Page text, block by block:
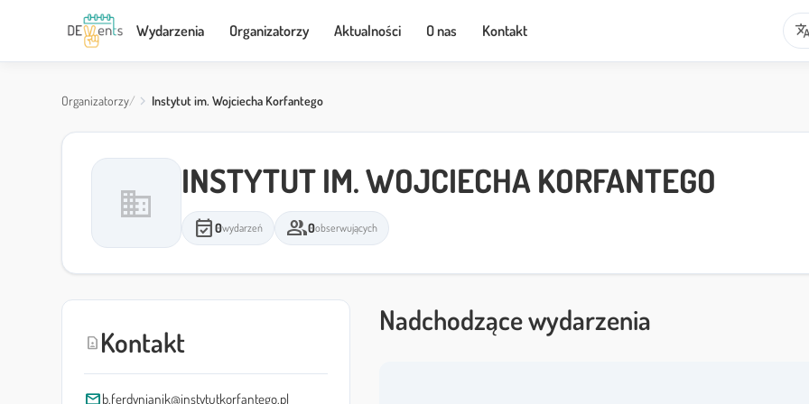
Wydarzenia Organizatorzy Aktualności O nas Kontakt translate
Organizatorzy Instytut im. Wojciecha Korfantego
domain
INSTYTUT IM. WOJCIECHA KORFANTEGO
event_available0wydarzeń group0obserwujących
contact_page Kontakt
mailb.ferdynjanik@instytutkorfantego.pl
Nadchodzące wydarzenia